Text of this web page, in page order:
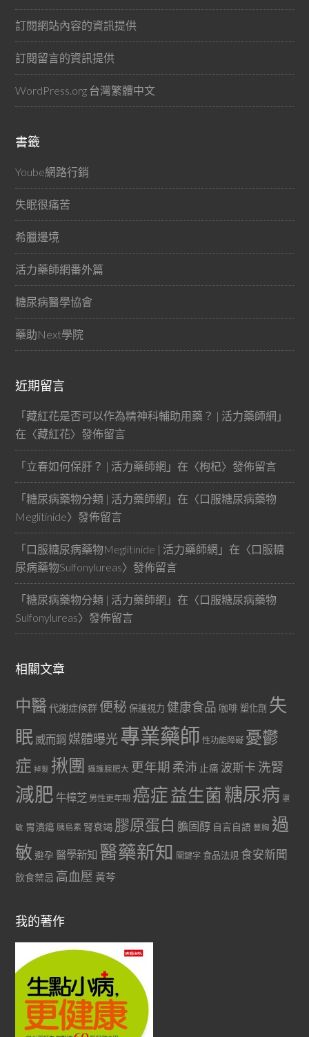
訂閱網站內容的資訊提供
訂閱留言的資訊提供
WordPress.org 台灣繁體中文
書籤
Yoube網路行銷
失眠很痛苦
希臘邊境
活力藥師網番外篇
糖尿病醫學協會
藥助Next學院
近期留言
「藏紅花是否可以作為精神科輔助用藥？ | 活力藥師網 」
在〈藏紅花〉發佈留言
「立春如何保肝？ | 活力藥師網 」在〈枸杞〉發佈留言
「糖尿病藥物分類 | 活力藥師網 」在〈口服糖尿病藥物
Meglitinide〉發佈留言
「口服糖尿病藥物Meglitinide | 活力藥師網 」在〈口服糖
尿病藥物Sulfonylureas〉發佈留言
「糖尿病藥物分類 | 活力藥師網 」在〈口服糖尿病藥物
Sulfonylureas〉發佈留言
相關文章
中醫代謝症候群 便秘 保護視力 健康食品 咖啡 塑化劑 失
眠 威而鋼 媒體曝光專業藥師 性功能障礙 憂鬱
症 掉髮 揪團 攝護腺肥大 更年期 柔沛 止痛 波斯卡 洗腎
減肥 牛樟芝 男性更年期 癌症益生菌 糖尿病 罩
敏 胃潰瘍 胰島素 腎衰竭 膠原蛋白 膽固醇 自言自語 豐胸 過
敏 避孕 醫學新知 醫藥新知 關鍵字 食品法規 食安新聞
飲食禁忌 高血壓 黃芩
我的著作